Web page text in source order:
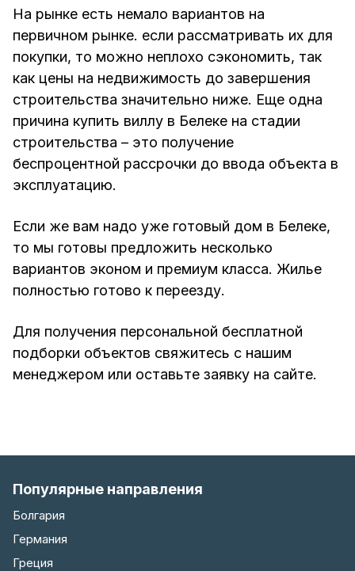
На рынке есть немало вариантов на
первичном рынке. если рассматривать их для
покупки, то можно неплохо сэкономить, так
как цены на недвижимость до завершения
строительства значительно ниже. Еще одна
причина купить виллу в Белеке на стадии
строительства – это получение
беспроцентной рассрочки до ввода объекта в
эксплуатацию.
Если же вам надо уже готовый дом в Белеке,
то мы готовы предложить несколько
вариантов эконом и премиум класса. Жилье
полностью готово к переезду.
Для получения персональной бесплатной
подборки объектов свяжитесь с нашим
менеджером или оставьте заявку на сайте.
Популярные направления
Болгария
Германия
Греция